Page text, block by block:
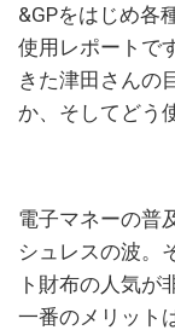
&GPをはじめ各
使用レポートで
きた津田さんの
か、そしてどう
電子マネーの普
シュレスの波。
ト財布の人気が
一番のメリット